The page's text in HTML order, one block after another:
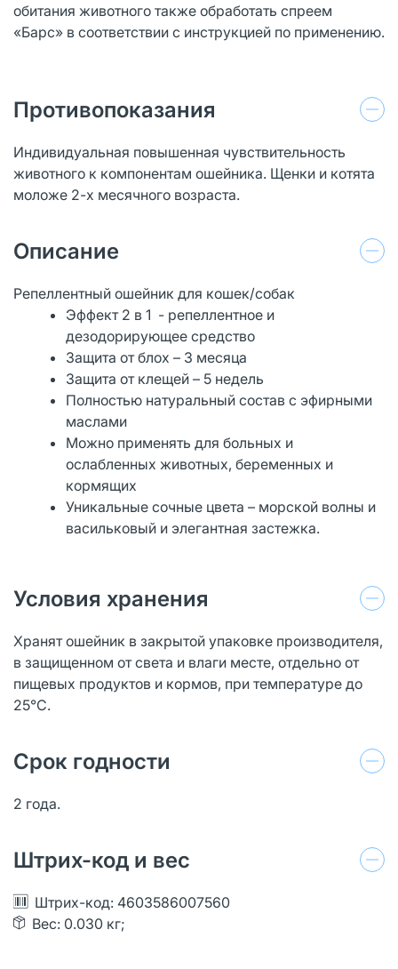
обитания животного также обработать спреем
«Барс» в соответствии с инструкцией по применению.
Противопоказания
Индивидуальная повышенная чувствительность
животного к компонентам ошейника. Щенки и котята
моложе 2-х месячного возраста.
Описание
Репеллентный ошейник для кошек/собак
Эффект 2 в 1 - репеллентное и
дезодорирующее средство
Защита от блох – 3 месяца
Защита от клещей – 5 недель
Полностью натуральный состав с эфирными
маслами
Можно применять для больных и
ослабленных животных, беременных и
кормящих
Уникальные сочные цвета – морской волны и
васильковый и элегантная застежка.
Условия хранения
Хранят ошейник в закрытой упаковке производителя,
в защищенном от света и влаги месте, отдельно от
пищевых продуктов и кормов, при температуре до
25°С.
Срок годности
2 года.
Штрих-код и вес
Штрих-код: 4603586007560
Вес: 0.030 кг;